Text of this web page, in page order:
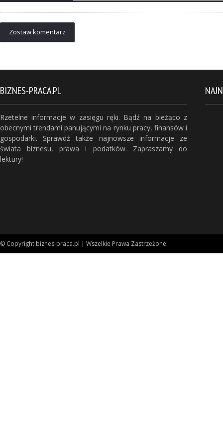
Zostaw komentarz
BIZNES-PRACA.PL
Rzetelne informacje w zasięgu ręki. Bądź na bieżąco z
obecnymi trendami panującymi na rynku pracy, finansów i
gospodarki. Sprawdź także najnowsze informacje ze
świata biznesu, prawa i podatków. Zapraszamy do
lektury!
© Copyright biznes-praca.pl | Wszelkie Prawa Zastrzeżone.